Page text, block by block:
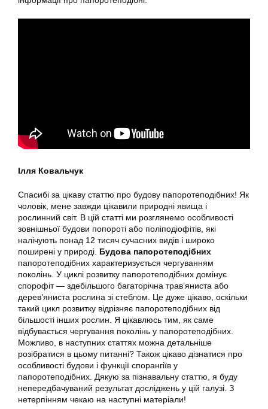
Ілля Ковальчук
Спасибі за цікаву статтю про будову папоротеподібних! Як
чоловік, мене завжди цікавили природні явища і
рослинний світ. В цій статті ми розглянемо особливості
зовнішньої будови попороті або поліподіофітів, які
налічують понад 12 тисяч сучасних видів і широко
поширені у природі. Будова папоротеподібних
папоротеподібних характеризується чергуванням
поколінь. У циклі розвитку папоротеподібних домінує
спорофіт — здебільшого багаторічна трав’яниста або
дерев’яниста рослина зі стеблом. Це дуже цікаво, оскільки
такий цикл розвитку відрізняє папоротеподібних від
більшості інших рослин. Я цікавлюсь тим, як саме
відбувається чергування поколінь у папоротеподібних.
Можливо, в наступних статтях можна детальніше
розібратися в цьому питанні? Також цікаво дізнатися про
особливості будови і функції спорангіїв у
папоротеподібних. Дякую за пізнавальну статтю, я буду
непередбачуваний результат досліджень у цій галузі. З
нетерпінням чекаю на наступні матеріали!